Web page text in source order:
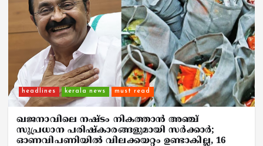
headlines kerala news must read
ഖജനാവിലെ നഷ്ടം നികത്താൻ അഞ്ച്
സുപ്രധാന പരിഷ്കാരങ്ങളുമായി സർക്കാർ;
ഓണവിപണിയിൽ വിലക്കയറ്റം ഉണ്ടാകില്ല, 16